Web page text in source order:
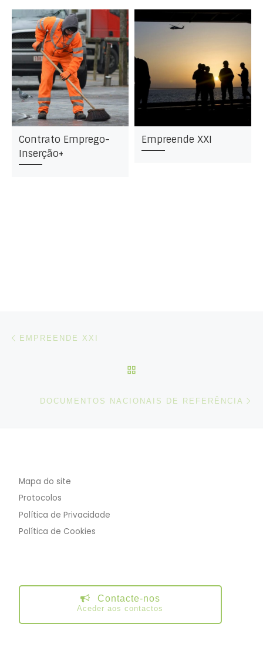
Contrato Emprego-
Inserção+
Empreende XXI
Post navigation
EMPREENDE XXI
DOCUMENTOS NACIONAIS DE REFERÊNCIA
Mapa do site
Protocolos
Política de Privacidade
Política de Cookies
Contacte-nos
Aceder aos contactos